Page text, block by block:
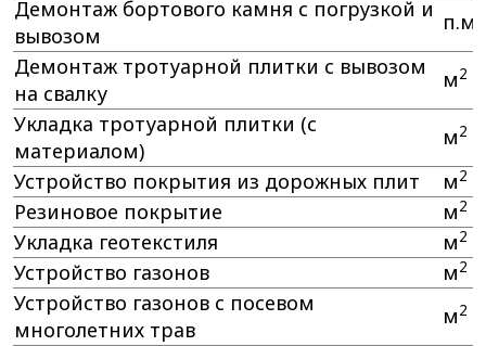
Демонтаж бортового камня с погрузкой и
вывозом
п.м.
Демонтаж тротуарной плитки с вывозом
на свалку
м2
Укладка тротуарной плитки (с
материалом)
м2
Устройство покрытия из дорожных плит м2
Резиновое покрытие м2
Укладка геотекстиля м2
Устройство газонов м2
Устройство газонов с посевом
многолетних трав
м2